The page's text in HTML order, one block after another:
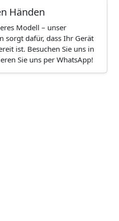
Händen
Modell – unser
sorgt dafür, dass Ihr Gerät
ist. Besuchen Sie uns in
Sie uns per WhatsApp!